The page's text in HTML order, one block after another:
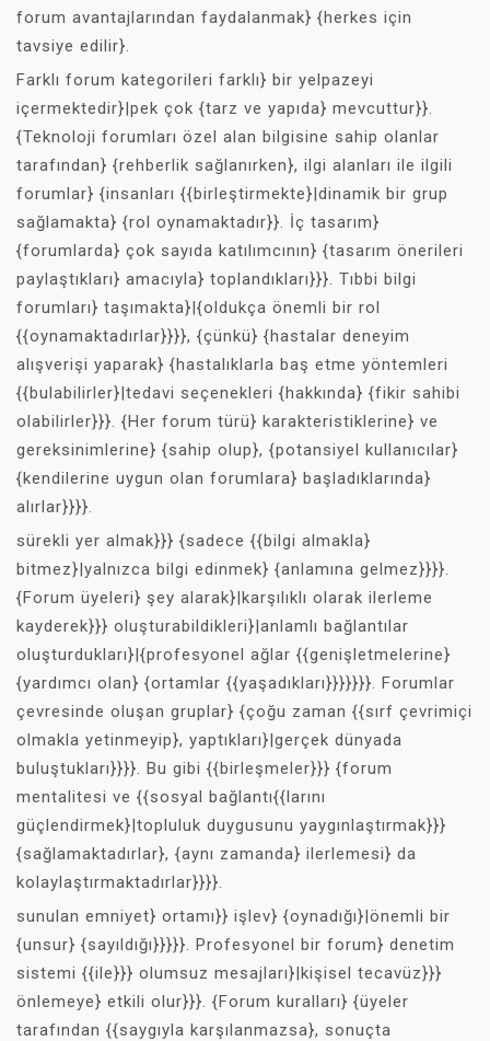
forum avantajlarından faydalanmak} {herkes için
tavsiye edilir}.
Farklı forum kategorileri farklı} bir yelpazeyi
içermektedir}|pek çok {tarz ve yapıda} mevcuttur}}.
{Teknoloji forumları özel alan bilgisine sahip olanlar
tarafından} {rehberlik sağlanırken}, ilgi alanları ile ilgili
forumlar} {insanları {{birleştirmekte}|dinamik bir grup
sağlamakta} {rol oynamaktadır}}. İç tasarım}
{forumlarda} çok sayıda katılımcının} {tasarım önerileri
paylaştıkları} amacıyla} toplandıkları}}}. Tıbbi bilgi
forumları} taşımakta}|{oldukça önemli bir rol
{{oynamaktadırlar}}}}, {çünkü} {hastalar deneyim
alışverişi yaparak} {hastalıklarla baş etme yöntemleri
{{bulabilirler}|tedavi seçenekleri {hakkında} {fikir sahibi
olabilirler}}}. {Her forum türü} karakteristiklerine} ve
gereksinimlerine} {sahip olup}, {potansiyel kullanıcılar}
{kendilerine uygun olan forumlara} başladıklarında}
alırlar}}}}.
sürekli yer almak}}} {sadece {{bilgi almakla}
bitmez}|yalnızca bilgi edinmek} {anlamına gelmez}}}}.
{Forum üyeleri} şey alarak}|karşılıklı olarak ilerleme
kayderek}}} oluşturabildikleri}|anlamlı bağlantılar
oluşturdukları}|{profesyonel ağlar {{genişletmelerine}
{yardımcı olan} {ortamlar {{yaşadıkları}}}}}}}. Forumlar
çevresinde oluşan gruplar} {çoğu zaman {{sırf çevrimiçi
olmakla yetinmeyip}, yaptıkları}|gerçek dünyada
buluştukları}}}}. Bu gibi {{birleşmeler}}} {forum
mentalitesi ve {{sosyal bağlantı{{larını
güçlendirmek}|topluluk duygusunu yaygınlaştırmak}}}
{sağlamaktadırlar}, {aynı zamanda} ilerlemesi} da
kolaylaştırmaktadırlar}}}}.
sunulan emniyet} ortamı}} işlev} {oynadığı}|önemli bir
{unsur} {sayıldığı}}}}}. Profesyonel bir forum} denetim
sistemi {{ile}}} olumsuz mesajları}|kişisel tecavüz}}}
önlemeye} etkili olur}}}. {Forum kuralları} {üyeler
tarafından {{saygıyla karşılanmazsa}, sonuçta